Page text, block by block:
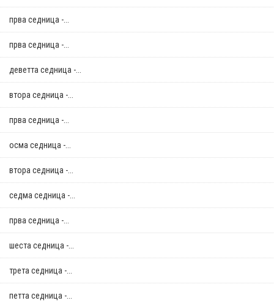
прва седница -...
прва седница -...
деветта седница -...
втора седница -...
прва седница -...
осма седница -...
втора седница -...
седма седница -...
прва седница -...
шеста седница -...
трета седница -...
петта седница -...